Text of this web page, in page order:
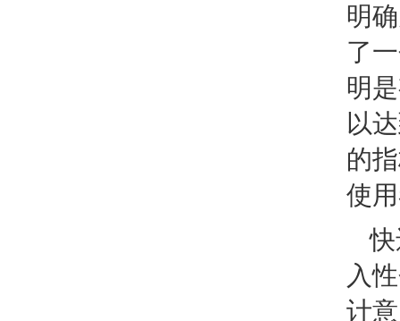
明
了
明
以
的
使
入
计